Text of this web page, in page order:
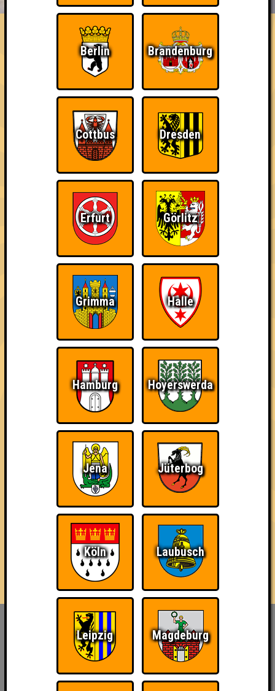
FAQ ÜBER UNS
Ich war da, vor 3000 Jahren
Nehmt an 400 Quizlaboren teil
~ Noch nicht erreicht ~
14.07.2022vonohne Smartphone aufgeschmissen
von
Stammwürze
18.06.2026vondie Bräutinnen des Reanimators
Inhaber & Geschäftsführer:
Georg Martin // Quizlabor
Sandower Straße 56
info@quizlabor.de
Berlin Brandenburg
Cottbus Dresden
Erfurt Görlitz
Grimma Halle
Hamburg Hoyerswerda
Jena Jüterbog
Köln Laubusch
Leipzig Magdeburg